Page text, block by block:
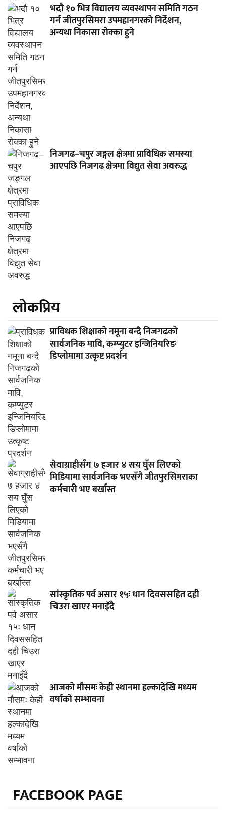
भदौ १० भित्र विद्यालय व्यवस्थापन समिति गठन
गर्न जीतपुरसिमरा उपमहानगरको निर्देशन,
अन्यथा निकासा रोक्का हुने
निजगढ–चपुर जङ्गल क्षेत्रमा प्राविधिक समस्या
आएपछि निजगढ क्षेत्रमा विद्युत सेवा अवरुद्ध
लाेकप्रिय
प्राविधक शिक्षाको नमूना बन्दै निजगढको
सार्वजनिक मावि, कम्प्युटर इन्जिनियरिङ
डिप्लोमामा उत्कृष्ट प्रदर्शन
सेवाग्राहीसँग ७ हजार ४ सय घुँस लिएको
मिडियामा सार्वजनिक भएसँगै जीतपुरसिमराका
कर्मचारी भए बर्खास्त
सांस्कृतिक पर्व असार १५ः धान दिवससहित दही
चिउरा खाएर मनाइँदै
आजको मौसमः केही स्थानमा हल्कादेखि मध्यम
वर्षाको सम्भावना
FACEBOOK PAGE